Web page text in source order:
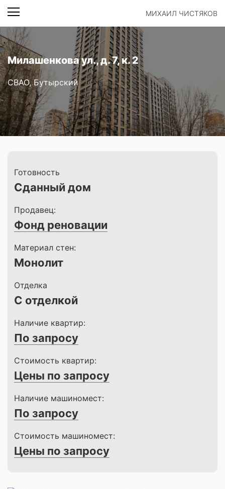
МИХАИЛ ЧИСТЯКОВ
Милашенкова ул., д. 7, к. 2
СВАО, Бутырский
Готовность
Сданный дом
Продавец:
Фонд реновации
Материал стен:
Монолит
Отделка
С отделкой
Наличие квартир:
По запросу
Стоимость квартир:
Цены по запросу
Наличие машиномест:
По запросу
Стоимость машиномест:
Цены по запросу